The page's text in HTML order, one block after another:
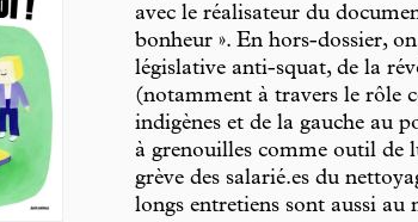
avec le réalisateur du
bonheur ». En hors-dossier,
législative anti-squat, de la
(notamment à travers le rôle
indigènes et de la gauche au
à grenouilles comme outil de
grève des salarié.es du
longs entretiens sont aussi au